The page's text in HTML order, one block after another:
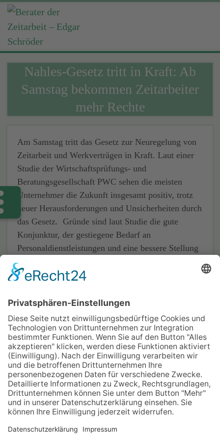
Nahles-Gesetz tritt in Kraft: Ab
Samstag bekommen Zeitarbeiter
mehr Rechte
Am Samstag tritt das Gesetz zur Neuregelung von
Zeitarbeit und Werkverträgen in Kraft. Laut einer
Studie der Wirtschaftsprüfungs- und
Beratungsgesellschaft PWC sehen die meisten
Unternehmer die Zukunft insgesamt positiv, trotz
neuer Herausforderungen und Unsicherheiten durch
das Gesetz. Gründe sind laut Studie die gute
Konjunktur, der gestiegene Bedarf an
Personaldienstleistungen und eine bessere Stellung
der Zeitarbeit in der öffentlichen Meinung.
dpa
Home
Impressum
Datenschutz
Kontakt & Anfahrt